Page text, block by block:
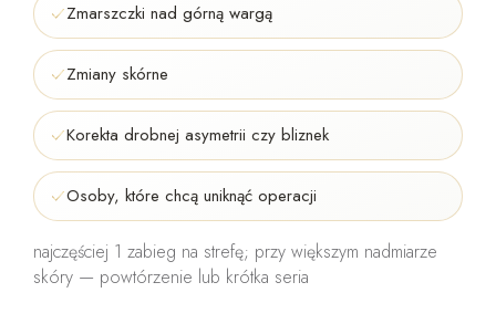
Zmarszczki nad górną wargą
Zmiany skórne
Korekta drobnej asymetrii czy bliznek
Osoby, które chcą uniknąć operacji
najczęściej 1 zabieg na strefę; przy większym nadmiarze
skóry — powtórzenie lub krótka seria